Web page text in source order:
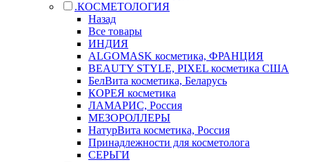
.КОСМЕТОЛОГИЯ
Назад
Все товары
ИНДИЯ
ALGOMASK косметика, ФРАНЦИЯ
BEAUTY STYLE, PIXEL косметика США
БелВита косметика, Беларусь
КОРЕЯ косметика
ЛАМАРИС, Россия
МЕЗОРОЛЛЕРЫ
НатурВита косметика, Россия
Принадлежности для косметолога
СЕРЬГИ